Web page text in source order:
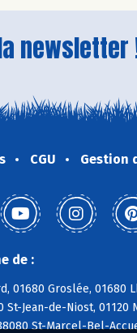
newsletter
CGU Gestion
de :
01680 Groslée, 01680
Jean-de-Niost,
St-Marcel-Bel-